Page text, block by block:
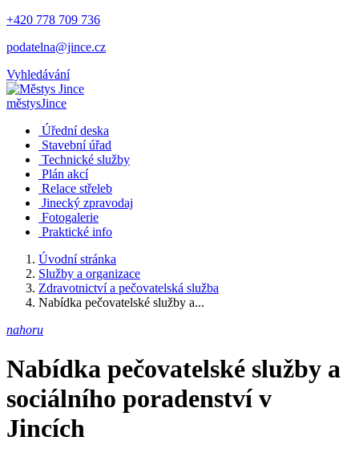
+420 778 709 736
podatelna@jince.cz
Vyhledávání
městysJince
Úřední deska
Stavební úřad
Technické služby
Plán akcí
Relace střeleb
Jinecký zpravodaj
Fotogalerie
Praktické info
Úvodní stránka
Služby a organizace
Zdravotnictví a pečovatelská služba
Nabídka pečovatelské služby a...
nahoru
Nabídka pečovatelské služby a
sociálního poradenství v
Jincích